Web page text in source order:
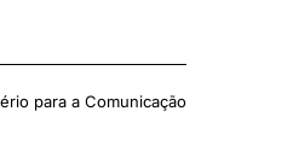
para a Comunicação